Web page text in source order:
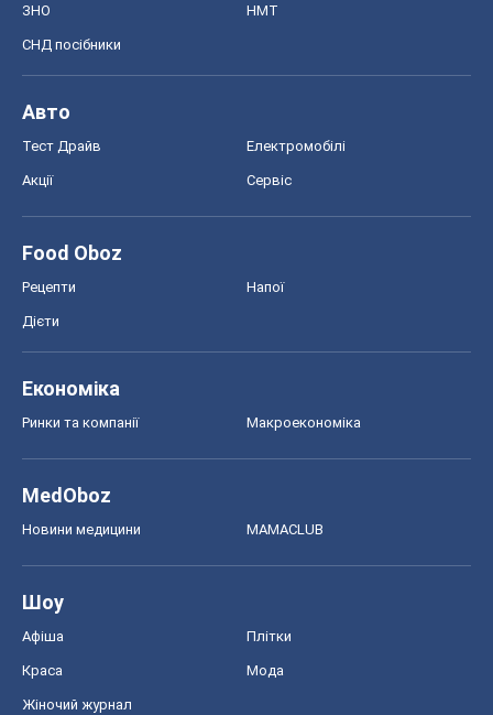
ЗНО НМТ
СНД посібники
Авто
Тест Драйв Електромобілі
Акції Сервіс
Food Oboz
Рецепти Напої
Дієти
Економіка
Ринки та компанії Макроекономіка
MedOboz
Новини медицини MAMACLUB
Шоу
Афіша Плітки
Краса Мода
Жіночий журнал